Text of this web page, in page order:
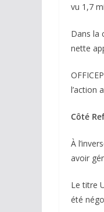
vu 1,7
Dans la
nette
l’action
Côté
À
avoir
Le titre
été